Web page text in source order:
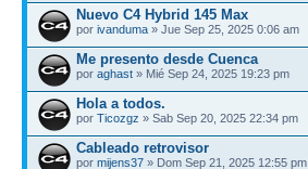
Nuevo C4 Hybrid 145 Max
por ivanduma » Jue Sep 25, 2025 0:06 am
Me presento desde Cuenca
por aghast » Mié Sep 24, 2025 19:23 pm
Hola a todos.
por Ticozgz » Sab Sep 20, 2025 22:34 pm
Cableado retrovisor
por mijens37 » Dom Sep 21, 2025 12:55 pm